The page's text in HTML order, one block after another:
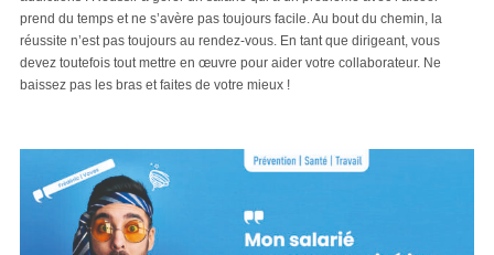
prend du temps et ne s’avère pas toujours facile. Au bout du chemin, la
réussite n’est pas toujours au rendez-vous. En tant que dirigeant, vous
devez toutefois tout mettre en œuvre pour aider votre collaborateur. Ne
baissez pas les bras et faites de votre mieux !